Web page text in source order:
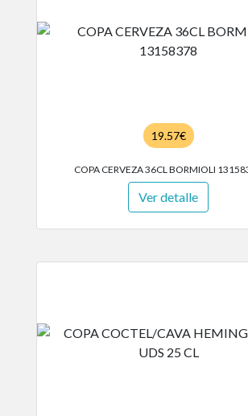
19.57€
COPA CERVEZA 36CL BORMIOLI
Ver detalle